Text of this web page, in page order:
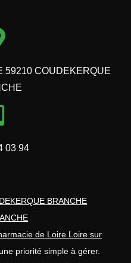
59210 COUDEKERQUE
03 94
BRANCHE
de Loire Loire sur
priorité simple à gérer.